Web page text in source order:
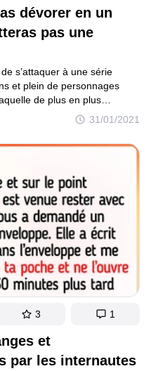
dévorer en un
pas une
31/01/2021
s’attaquer à une série
et plein de personnages
de plus en plus
le format de la “mini-
En règle générale,
et s’avère tellement
au second plan.
et
par les internautes
3 1